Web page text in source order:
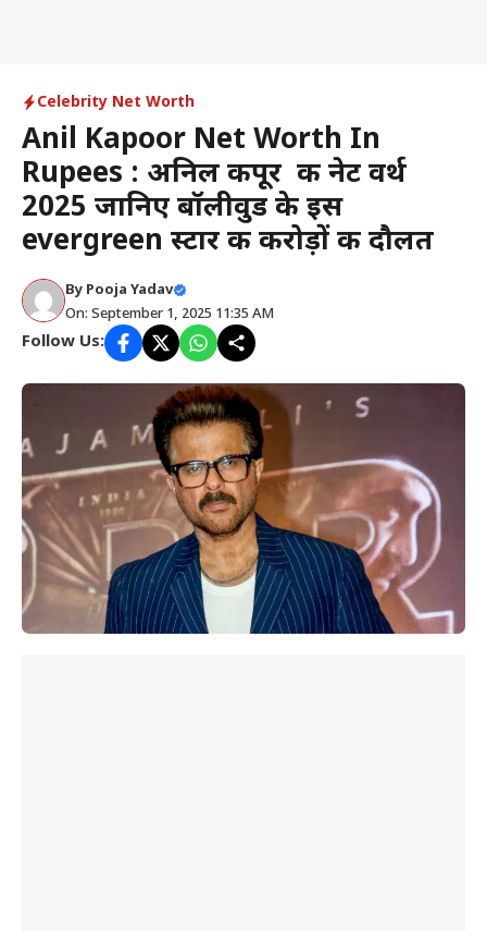
Celebrity Net Worth
Anil Kapoor Net Worth In
Rupees : अनिल कपूर की नेट वर्थ
2025 जानिए बॉलीवुड के इस
evergreen स्टार की करोड़ों की दौलत
By Pooja Yadav
On: September 1, 2025 11:35 AM
Follow Us: